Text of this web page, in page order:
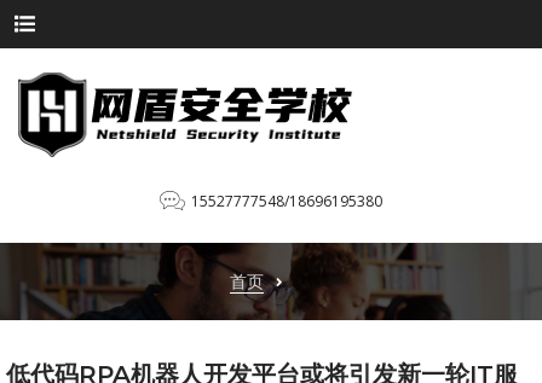
15527777548/18696195380
首页
低代码RPA机器人开发平台或将引发新一轮IT服